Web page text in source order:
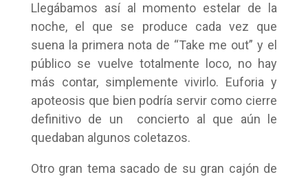
Llegábamos así al momento estelar de la
noche, el que se produce cada vez que
suena la primera nota de “Take me out” y el
público se vuelve totalmente loco, no hay
más contar, simplemente vivirlo. Euforia y
apoteosis que bien podría servir como cierre
definitivo de un concierto al que aún le
quedaban algunos coletazos.
Otro gran tema sacado de su gran cajón de